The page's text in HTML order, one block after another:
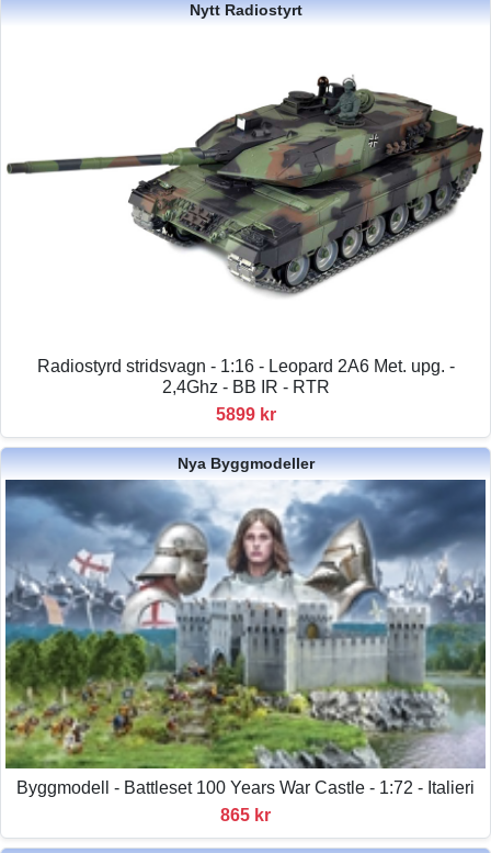
Nytt Radiostyrt
Radiostyrd stridsvagn - 1:16 - Leopard 2A6 Met. upg. -
2,4Ghz - BB IR - RTR
5899 kr
Nya Byggmodeller
Byggmodell - Battleset 100 Years War Castle - 1:72 - Italieri
865 kr